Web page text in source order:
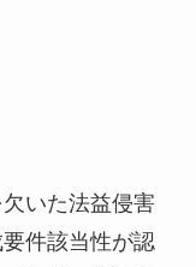
いた法益侵害
件該当性が認